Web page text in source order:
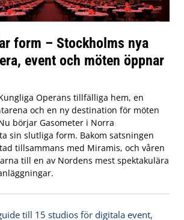
form – Stockholms nya
event och möten öppnar
Operans tillfälliga hem, en
och en ny destination för möten
börjar Gasometer i Norra
sin slutliga form. Bakom satsningen
tillsammans med Miramis, och våren
till en av Nordens mest spektakulära